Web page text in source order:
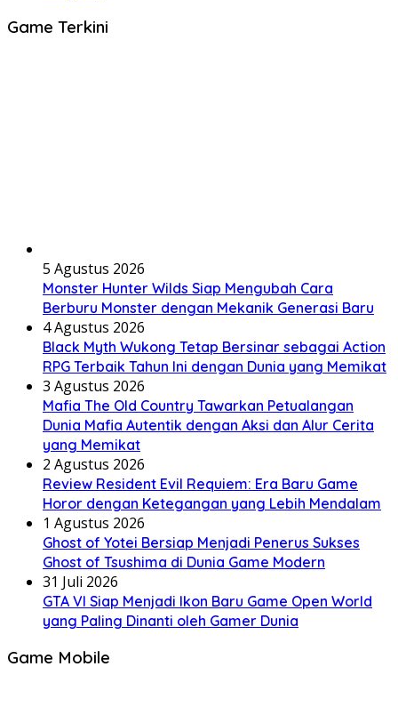
Game Terkini
5 Agustus 2026
Monster Hunter Wilds Siap Mengubah Cara
Berburu Monster dengan Mekanik Generasi Baru
4 Agustus 2026
Black Myth Wukong Tetap Bersinar sebagai Action
RPG Terbaik Tahun Ini dengan Dunia yang Memikat
3 Agustus 2026
Mafia The Old Country Tawarkan Petualangan
Dunia Mafia Autentik dengan Aksi dan Alur Cerita
yang Memikat
2 Agustus 2026
Review Resident Evil Requiem: Era Baru Game
Horor dengan Ketegangan yang Lebih Mendalam
1 Agustus 2026
Ghost of Yotei Bersiap Menjadi Penerus Sukses
Ghost of Tsushima di Dunia Game Modern
31 Juli 2026
GTA VI Siap Menjadi Ikon Baru Game Open World
yang Paling Dinanti oleh Gamer Dunia
Game Mobile